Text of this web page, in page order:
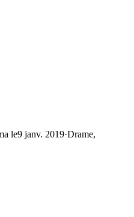
le9 janv. 2019·Drame,